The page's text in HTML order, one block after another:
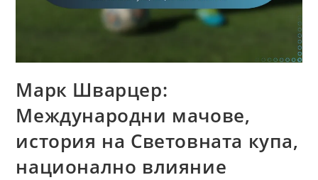
Марк Шварцер:
Международни мачове,
история на Световната купа,
национално влияние